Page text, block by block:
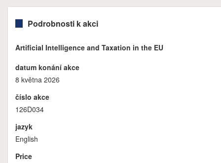
Podrobnosti k akci
Artificial Intelligence and Taxation in the EU
datum konání akce
8 května 2026
číslo akce
126D034
jazyk
English
Price